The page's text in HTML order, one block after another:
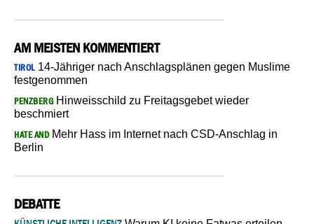
AM MEISTEN KOMMENTIERT
TIROL14-Jähriger nach Anschlagsplänen gegen Muslime
festgenommen
PENZBERGHinweisschild zu Freitagsgebet wieder
beschmiert
HATE ANDMehr Hass im Internet nach CSD-Anschlag in
Berlin
DEBATTE